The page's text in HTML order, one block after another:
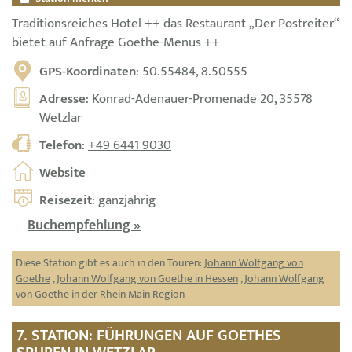
Traditionsreiches Hotel ++ das Restaurant „Der Postreiter“
bietet auf Anfrage Goethe-Menüs ++
GPS-Koordinaten: 50.55484, 8.50555
Adresse: Konrad-Adenauer-Promenade 20, 35578
Wetzlar
Telefon:+49 6441 9030
Website
Reisezeit: ganzjährig
Buchempfehlung »
Diese Station gibt es auch in den Touren:Johann Wolfgang von
Goethe,Johann Wolfgang von Goethe in Hessen,Johann Wolfgang
von Goethe in der Rhein Main Region
7. STATION: FÜHRUNGEN AUF GOETHES